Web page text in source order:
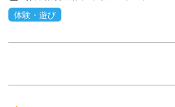
体験・遊び